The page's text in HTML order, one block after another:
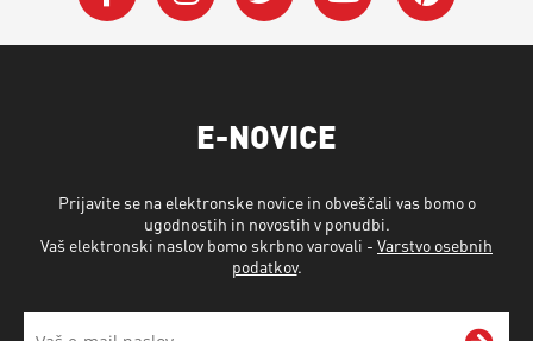
E-NOVICE
Prijavite se na elektronske novice in obveščali vas bomo o
ugodnostih in novostih v ponudbi.
Vaš elektronski naslov bomo skrbno varovali - Varstvo osebnih
podatkov.